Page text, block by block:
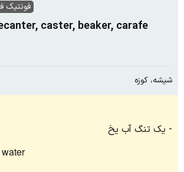
فونتیک
caster, beaker, carafe
شیشه، کوزه
یک تنگ آب یخ